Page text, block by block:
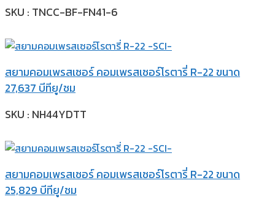
SKU : TNCC-BF-FN41-6
สยามคอมเพรสเซอร์ คอมเพรสเซอร์โรตารี่ R-22 ขนาด
27,637 บีทียู/ชม
SKU : NH44YDTT
สยามคอมเพรสเซอร์ คอมเพรสเซอร์โรตารี่ R-22 ขนาด
25,829 บีทียู/ชม